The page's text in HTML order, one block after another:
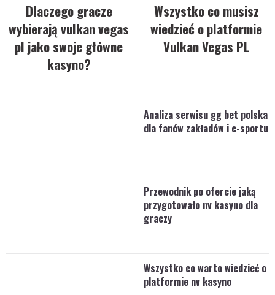
Dlaczego gracze
wybierają vulkan vegas
pl jako swoje główne
kasyno?
Wszystko co musisz
wiedzieć o platformie
Vulkan Vegas PL
Analiza serwisu gg bet polska
dla fanów zakładów i e-sportu
Przewodnik po ofercie jaką
przygotowało nv kasyno dla
graczy
Wszystko co warto wiedzieć o
platformie nv kasyno